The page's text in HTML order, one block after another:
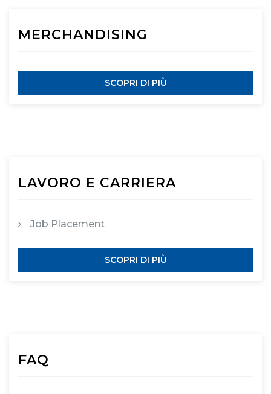
MERCHANDISING
SCOPRI DI PIÙ
LAVORO E CARRIERA
Job Placement
SCOPRI DI PIÙ
FAQ